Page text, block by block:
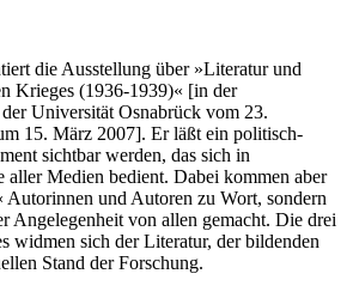
die Ausstellung über »Literatur und
Krieges (1936-1939)« [in der
Universität Osnabrück vom 23.
15. März 2007]. Er läßt ein politisch-
sichtbar werden, das sich in
aller Medien bedient. Dabei kommen aber
Autorinnen und Autoren zu Wort, sondern
Angelegenheit von allen gemacht. Die drei
widmen sich der Literatur, der bildenden
Stand der Forschung.